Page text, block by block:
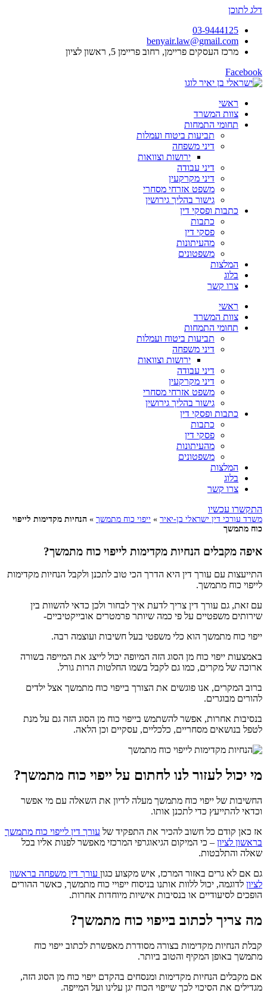
דלג לתוכן
03-9444125
benyair.law@gmail.com
מרכז העסקים פריימן, רחוב פריימן 5, ראשון לציון
Facebook
ראשי
צוות המשרד
תחומי התמחות
תביעות ביטוח ועמלות
דיני משפחה
ירושות וצוואות
דיני עבודה
דיני מקרקעין
משפט אזרחי מסחרי
גישור בהליך גירושין
כתבות ופסקי דין
כתבות
פסקי דין
מהעיתונות
משפטונים
המלצות
בלוג
צרו קשר
ראשי
צוות המשרד
תחומי התמחות
תביעות ביטוח ועמלות
דיני משפחה
ירושות וצוואות
דיני עבודה
דיני מקרקעין
משפט אזרחי מסחרי
גישור בהליך גירושין
כתבות ופסקי דין
כתבות
פסקי דין
מהעיתונות
משפטונים
המלצות
בלוג
צרו קשר
התקשרו עכשיו
משרד עורכי דין ישראלי בן-יאיר » ייפוי כוח מתמשך » הנחיות מקדימות לייפוי
כוח מתמשך
איפה מקבלים הנחיות מקדימות לייפוי כוח מתמשך?
התייעצות עם עורך דין היא הדרך הכי טוב לתכנן ולקבל הנחיות מקדימות
לייפוי כוח מתמשך.
עם זאת, גם עורך דין צריך לדעת איך לבחור ולכן כדאי להשוות בין
שירותים משפטיים על פי כמה שיותר פרמטרים אובייקטיביים-
ייפוי כוח מתמשך הוא כלי משפטי בעל חשיבות ועוצמה רבה.
באמצעות ייפוי כוח מן הסוג הזה המיופה יכול לייצג את המייפה בשורה
ארוכה של מקרים, כמו גם לקבל בשמו החלטות הרות גורל.
ברוב המקרים, אנו פוגשים את הצורך בייפוי כוח מתמשך אצל ילדים
להורים מבוגרים.
בנסיבות אחרות, אפשר להשתמש בייפוי כוח מן הסוג הזה גם על מנת
לטפל בנושאים מסחריים, כלכליים, עסקיים וכן הלאה.
מי יכול לעזור לנו לחתום על ייפוי כוח מתמשך?
החשיבות של ייפוי כוח מתמשך מעלה לדיון את השאלה עם מי אפשר
וכדאי להתייעץ כדי לתכנן אותו.
אז כאן קודם כל חשוב להכיר את התפקיד של עורך דין לייפוי כוח מתמשך
בראשון לציון – כי המיקום הגיאוגרפי המרכזי מאפשר לפנות אליו בכל
שאלה והתלבטות.
גם אם לא גרים באזור המרכז, איש מקצוע כגון עורך דין משפחה בראשון
לציון לדוגמה, יכול ללוות אותנו בניסוח ייפויי כוח מתמשך, כאשר ההורים
הופכים לסיעודיים או בנסיבות אישיות מיוחדות אחרות.
מה צריך לכתוב בייפוי כוח מתמשך?
קבלת הנחיות מקדימות בצורה מסודרת מאפשרת לכתוב ייפוי כוח
מתמשך באופן המקיף והטוב ביותר.
אם מקבלים הנחיות מקדימות ומנסחים בהקדם ייפוי כוח מן הסוג הזה,
מגדילים את הסיכוי לכך שייפוי הכוח יגן עלינו ועל המייפה.